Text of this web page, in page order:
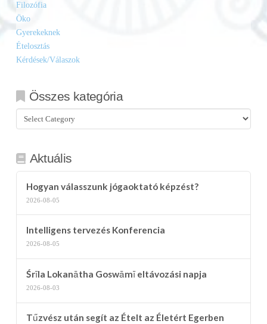
Filozófia
Öko
Gyerekeknek
Ételosztás
Kérdések/Válaszok
Összes kategória
Összes
kategória
Aktuális
Hogyan válasszunk jógaoktató képzést?
2026-08-05
Intelligens tervezés Konferencia
2026-08-05
Śrīla Lokanātha Goswāmī eltávozási napja
2026-08-03
Tűzvész után segít az Ételt az Életért Egerben